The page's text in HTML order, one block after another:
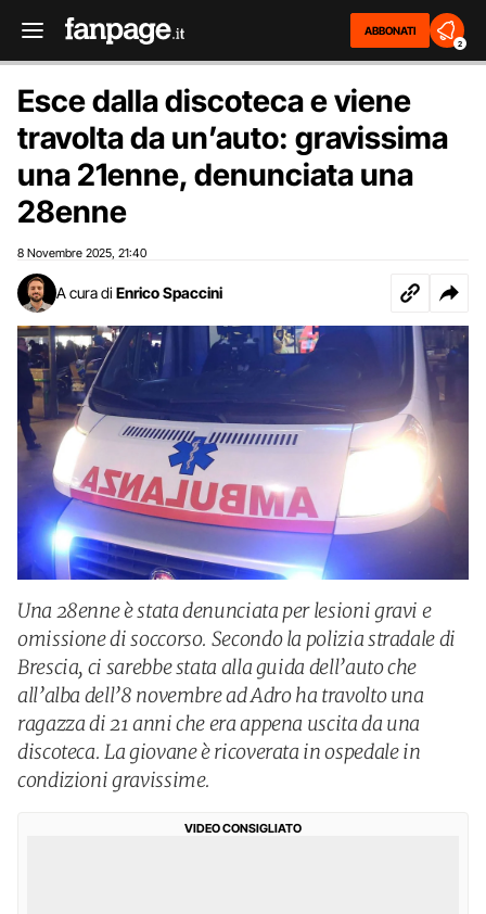
ABBONATI
2
Esce dalla discoteca e viene
travolta da un’auto: gravissima
una 21enne, denunciata una
28enne
8 Novembre 2025 21:40
A cura di Enrico Spaccini
Una 28enne è stata denunciata per lesioni gravi e
omissione di soccorso. Secondo la polizia stradale di
Brescia, ci sarebbe stata alla guida dell’auto che
all’alba dell’8 novembre ad Adro ha travolto una
ragazza di 21 anni che era appena uscita da una
discoteca. La giovane è ricoverata in ospedale in
condizioni gravissime.
VIDEO CONSIGLIATO